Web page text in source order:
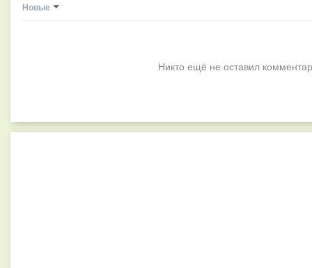
Новые
Никто ещё не оставил